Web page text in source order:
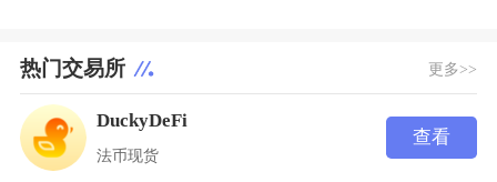
热门交易所 更多>>
DuckyDeFi
法币现货
查看